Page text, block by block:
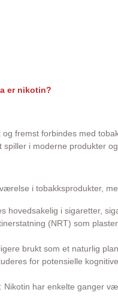
er nikotin?
fremst forbindes med
i moderne produkter
i tobakksprodukter,
hovedsakelig i sigaretter,
(NRT) som
brukt som et naturlig
for potensielle
har enkelte ganger